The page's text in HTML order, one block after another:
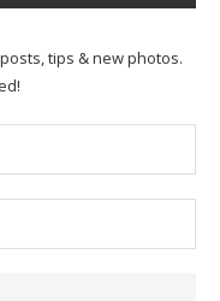
tips & new photos.